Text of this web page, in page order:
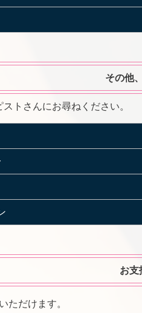
その他
トさんにお尋ねください。
お支
ただけます。